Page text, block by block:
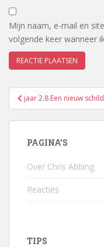
Mijn naam, e-mail en
volgende keer wanneer
Bericht
navigatie
jaar 2.8 Een nieuw
PAGINA’S
Over Chris Abbing
Reacties
TIPS